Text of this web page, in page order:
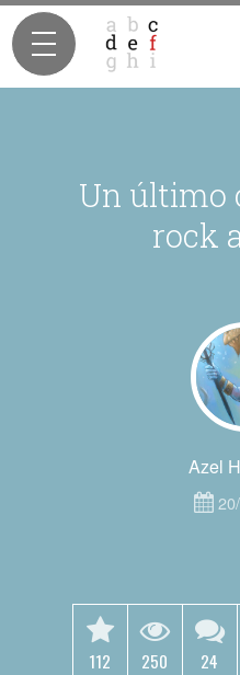
Un último
rock
Azel
112 250 24